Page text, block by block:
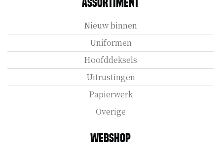
Assortiment
Nieuw binnen
Uniformen
Hoofddeksels
Uitrustingen
Papierwerk
Overige
Webshop